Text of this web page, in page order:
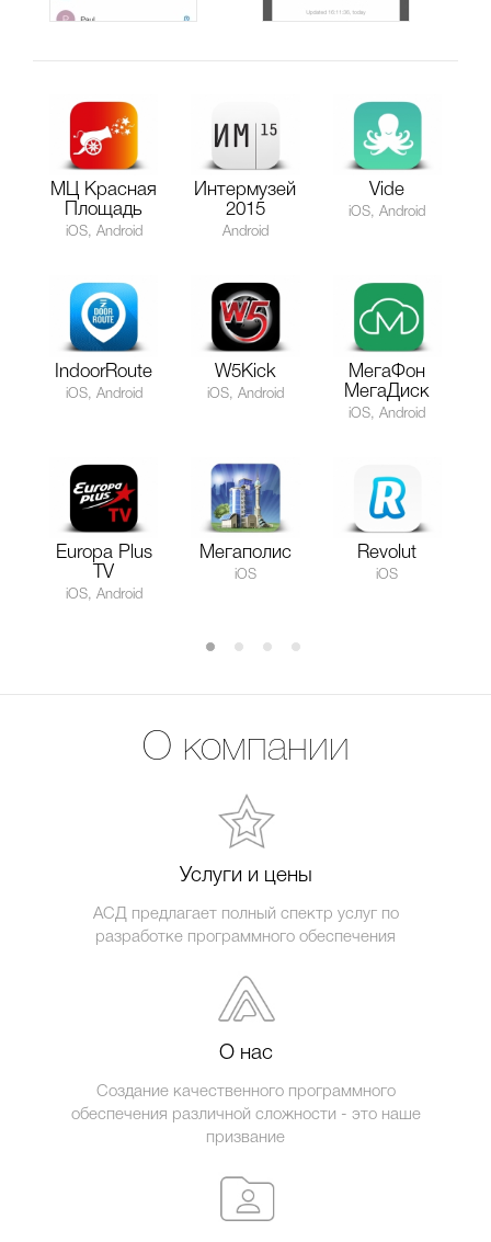
МЦ Красная
Площадь
iOS, Android
Интермузей
2015
Android
Vide
iOS, Android
IndoorRoute
iOS, Android
W5Kick
iOS, Android
МегаФон
МегаДиск
iOS, Android
Europa Plus
TV
iOS, Android
Мегаполис
iOS
Revolut
iOS
О компании
Услуги и цены
АСД предлагает полный спектр услуг по
разработке программного обеспечения
О нас
Создание качественного программного
обеспечения различной сложности - это наше
призвание